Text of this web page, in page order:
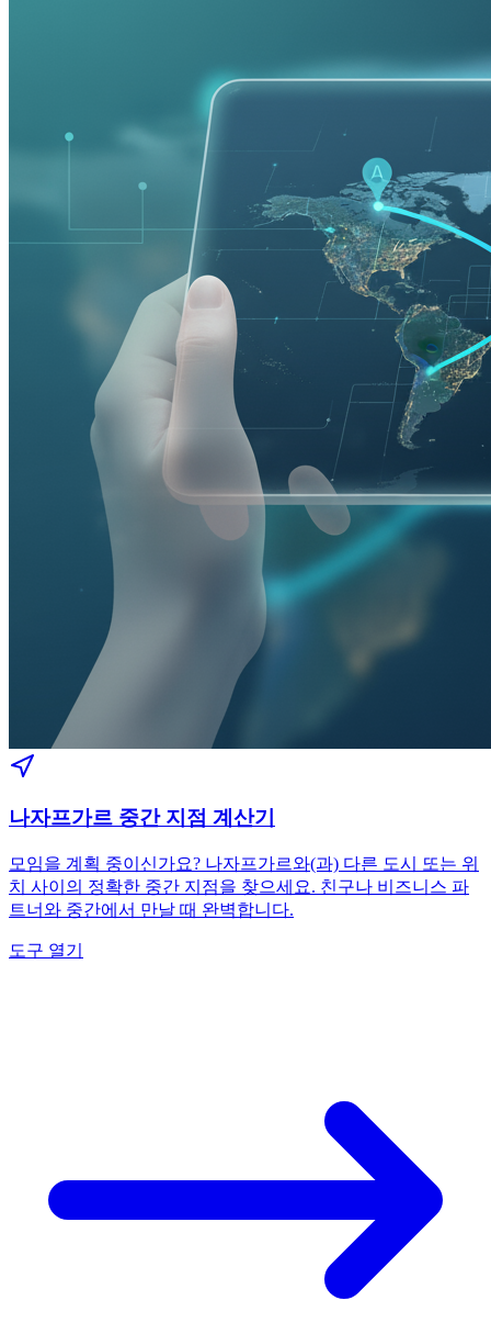
나자프가르 중간 지점 계산기
모임을 계획 중이신가요? 나자프가르와(과) 다른 도시 또는 위
치 사이의 정확한 중간 지점을 찾으세요. 친구나 비즈니스 파
트너와 중간에서 만날 때 완벽합니다.
도구 열기